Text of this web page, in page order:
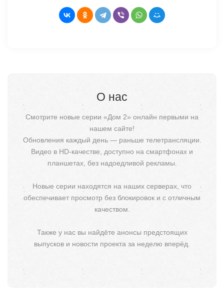
О нас
Смотрите новые серии «Дом 2» онлайн первыми на
нашем сайте!
Обновления каждый день — раньше телетрансляции.
Видео в HD-качестве, доступно на смартфонах и
планшетах, без надоедливой рекламы.
Новые серии находятся на наших серверах, что
обеспечивает просмотр без блокировок и с отличным
качеством.
Также у нас вы найдёте анонсы предстоящих
выпусков и новости проекта за неделю вперёд.